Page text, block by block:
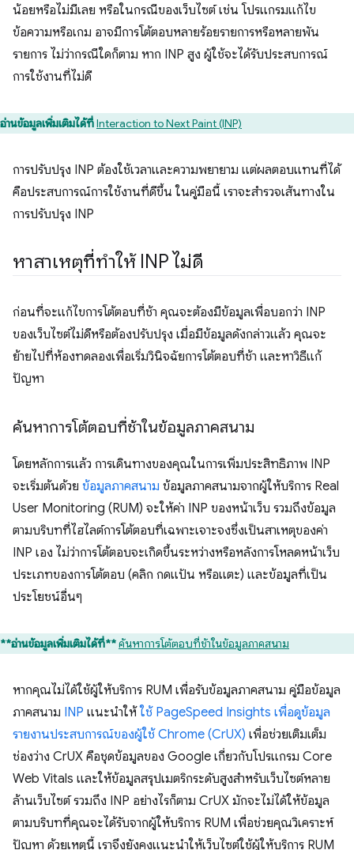
น้อยหรือไม่มีเลย หรือในกรณีของเว็บไซต์ เช่น โปรแกรมแก้ไข
ข้อความหรือเกม อาจมีการโต้ตอบหลายร้อยรายการหรือหลายพัน
รายการ ไม่ว่ากรณีใดก็ตาม หาก INP สูง ผู้ใช้จะได้รับประสบการณ์
การใช้งานที่ไม่ดี
อ่านข้อมูลเพิ่มเติมได้ที่Interaction to Next Paint (INP)
การปรับปรุง INP ต้องใช้เวลาและความพยายาม แต่ผลตอบแทนที่ได้
คือประสบการณ์การใช้งานที่ดีขึ้น ในคู่มือนี้ เราจะสำรวจเส้นทางใน
การปรับปรุง INP
หาสาเหตุที่ทำให้ INP ไม่ดี
ก่อนที่จะแก้ไขการโต้ตอบที่ช้า คุณจะต้องมีข้อมูลเพื่อบอกว่า INP
ของเว็บไซต์ไม่ดีหรือต้องปรับปรุง เมื่อมีข้อมูลดังกล่าวแล้ว คุณจะ
ย้ายไปที่ห้องทดลองเพื่อเริ่มวินิจฉัยการโต้ตอบที่ช้า และหาวิธีแก้
ปัญหา
ค้นหาการโต้ตอบที่ช้าในข้อมูลภาคสนาม
โดยหลักการแล้ว การเดินทางของคุณในการเพิ่มประสิทธิภาพ INP
จะเริ่มต้นด้วย ข้อมูลภาคสนาม ข้อมูลภาคสนามจากผู้ให้บริการ Real
User Monitoring (RUM) จะให้ค่า INP ของหน้าเว็บ รวมถึงข้อมูล
ตามบริบทที่ไฮไลต์การโต้ตอบที่เฉพาะเจาะจงซึ่งเป็นสาเหตุของค่า
INP เอง ไม่ว่าการโต้ตอบจะเกิดขึ้นระหว่างหรือหลังการโหลดหน้าเว็บ
ประเภทของการโต้ตอบ (คลิก กดแป้น หรือแตะ) และข้อมูลที่เป็น
ประโยชน์อื่นๆ
**อ่านข้อมูลเพิ่มเติมได้ที่**ค้นหาการโต้ตอบที่ช้าในข้อมูลภาคสนาม
หากคุณไม่ได้ใช้ผู้ให้บริการ RUM เพื่อรับข้อมูลภาคสนาม คู่มือข้อมูล
ภาคสนาม INP แนะนำให้ ใช้ PageSpeed Insights เพื่อดูข้อมูล
รายงานประสบการณ์ของผู้ใช้ Chrome (CrUX) เพื่อช่วยเติมเต็ม
ช่องว่าง CrUX คือชุดข้อมูลของ Google เกี่ยวกับโปรแกรม Core
Web Vitals และให้ข้อมูลสรุปเมตริกระดับสูงสำหรับเว็บไซต์หลาย
ล้านเว็บไซต์ รวมถึง INP อย่างไรก็ตาม CrUX มักจะไม่ได้ให้ข้อมูล
ตามบริบทที่คุณจะได้รับจากผู้ให้บริการ RUM เพื่อช่วยคุณวิเคราะห์
ปัญหา ด้วยเหตุนี้ เราจึงยังคงแนะนำให้เว็บไซต์ใช้ผู้ให้บริการ RUM